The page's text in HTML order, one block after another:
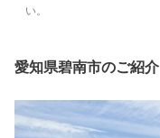
い。
愛知県碧南市のご紹介